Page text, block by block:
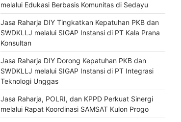
melalui Edukasi Berbasis Komunitas di Sedayu
Jasa Raharja DIY Tingkatkan Kepatuhan PKB dan
SWDKLLJ melalui SIGAP Instansi di PT Kala Prana
Konsultan
Jasa Raharja DIY Dorong Kepatuhan PKB dan
SWDKLLJ melalui SIGAP Instansi di PT Integrasi
Teknologi Unggas
Jasa Raharja, POLRI, dan KPPD Perkuat Sinergi
melalui Rapat Koordinasi SAMSAT Kulon Progo